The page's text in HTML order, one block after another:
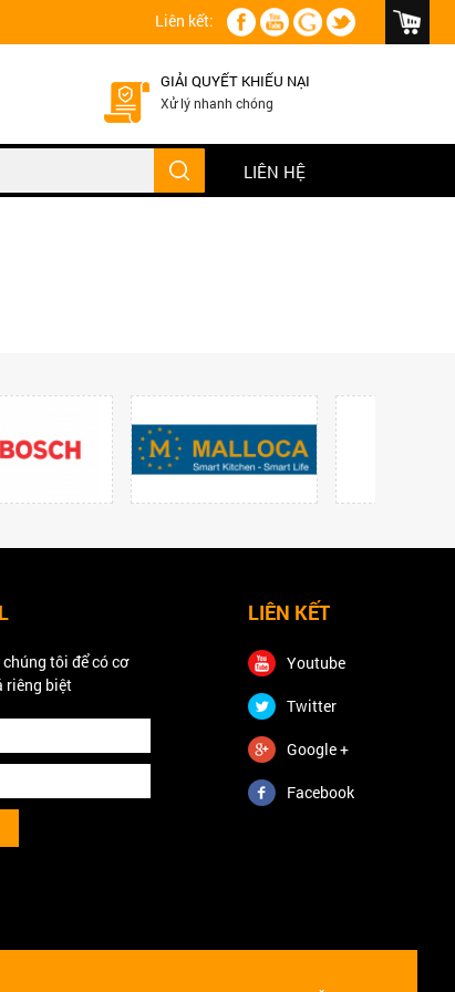
Liên kết:
GIẢI QUYẾT KHIẾU NẠI
Xử lý nhanh chóng
LIÊN HỆ
tôi để có cơ
riêng biệt
LIÊN KẾT
Youtube
Twitter
Google +
Facebook